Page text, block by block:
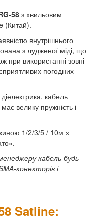
58 з хвильовим
(Китай).
внутрішнього
з лудженої міді, що
при використанні зовні
погодних
діелектрика, кабель
велику пружність і
1/2/3/5 / 10м з
кабель будь-
конекторів і
Satline: